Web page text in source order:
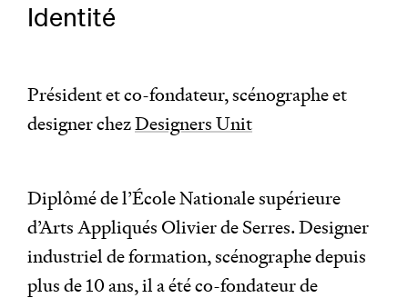
Identité
Président et co-fondateur, scénographe et
designer chezDesigners Unit
Diplômé de l’École Nationale supérieure
d’Arts Appliqués Olivier de Serres. Designer
industriel de formation, scénographe depuis
plus de 10 ans, il a été co-fondateur de